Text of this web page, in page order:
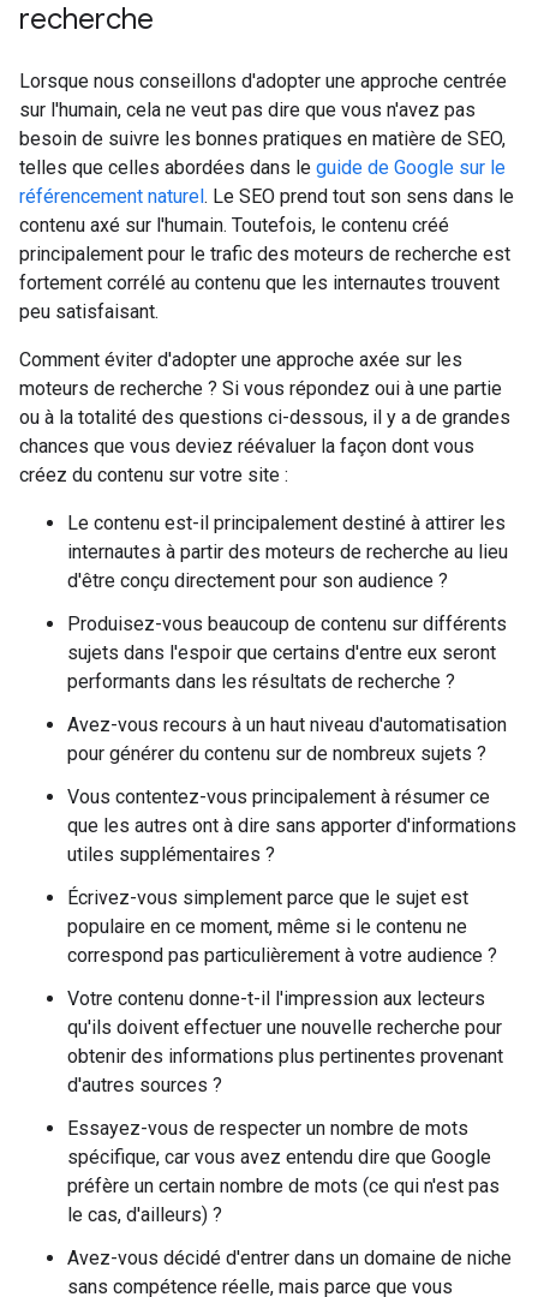
recherche
Lorsque nous conseillons d'adopter une approche centrée
sur l'humain, cela ne veut pas dire que vous n'avez pas
besoin de suivre les bonnes pratiques en matière de SEO,
telles que celles abordées dans le guide de Google sur le
référencement naturel. Le SEO prend tout son sens dans le
contenu axé sur l'humain. Toutefois, le contenu créé
principalement pour le trafic des moteurs de recherche est
fortement corrélé au contenu que les internautes trouvent
peu satisfaisant.
Comment éviter d'adopter une approche axée sur les
moteurs de recherche ? Si vous répondez oui à une partie
ou à la totalité des questions ci-dessous, il y a de grandes
chances que vous deviez réévaluer la façon dont vous
créez du contenu sur votre site :
Le contenu est-il principalement destiné à attirer les
internautes à partir des moteurs de recherche au lieu
d'être conçu directement pour son audience ?
Produisez-vous beaucoup de contenu sur différents
sujets dans l'espoir que certains d'entre eux seront
performants dans les résultats de recherche ?
Avez-vous recours à un haut niveau d'automatisation
pour générer du contenu sur de nombreux sujets ?
Vous contentez-vous principalement à résumer ce
que les autres ont à dire sans apporter d'informations
utiles supplémentaires ?
Écrivez-vous simplement parce que le sujet est
populaire en ce moment, même si le contenu ne
correspond pas particulièrement à votre audience ?
Votre contenu donne-t-il l'impression aux lecteurs
qu'ils doivent effectuer une nouvelle recherche pour
obtenir des informations plus pertinentes provenant
d'autres sources ?
Essayez-vous de respecter un nombre de mots
spécifique, car vous avez entendu dire que Google
préfère un certain nombre de mots (ce qui n'est pas
le cas, d'ailleurs) ?
Avez-vous décidé d'entrer dans un domaine de niche
sans compétence réelle, mais parce que vous